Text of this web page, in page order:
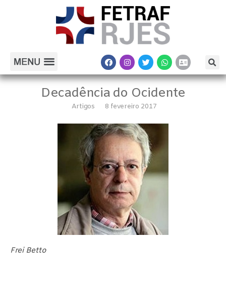
Decadência do Ocidente
Artigos 8 fevereiro 2017
Frei Betto